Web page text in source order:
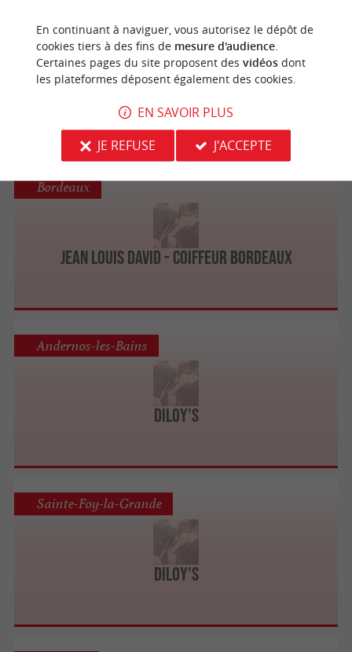
DESSANGE Salon de Coiffure
Jean Louis David - Coiffeur Bordeaux
Bordeaux
Diloy's
Andernos-les-Bains
Diloy's
Sainte-Foy-la-Grande
En continuant à naviguer, vous autorisez le dépôt de
cookies tiers à des fins de mesure d'audience.
Certaines pages du site proposent des vidéosdont
les plateformes déposent également des cookies.
EN SAVOIR PLUS
JE REFUSE
J'ACCEPTE